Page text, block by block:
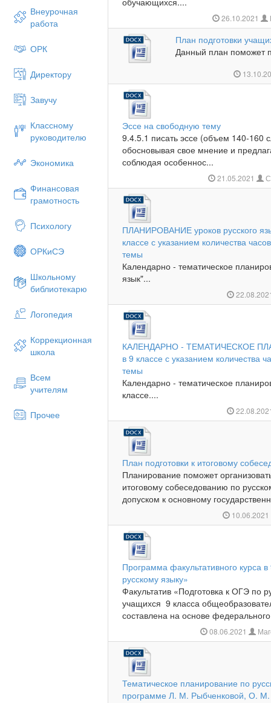
Внеурочная
работа
ОРК
Директору
Завучу
Классному
руководителю
Экономика
Финансовая
грамотность
Психологу
ОРКиСЭ
Школьному
библиотекарю
Логопедия
Коррекционная
школа
Всем
учителям
Прочее
26.10.2021
План подготовки
Данный план поможет
Эссе на свободную тему
9.4.5.1 писать эссе (объем 140-160
обосновывая свое мнение и
соблюдая особеннос...
21.05.2021
ПЛАНИРОВАНИЕ уроков русского
классе с указанием количества
темы
Календарно - тематическое
язык"...
КАЛЕНДАРНО - ТЕМАТИЧЕСКОЕ
в 9 классе с указанием количества
темы
Календарно - тематическое
классе....
План подготовки к итоговому
Планирование поможет
итоговому собеседованию по
допуском к основному
10.06.2021
Программа факультативного курса
русскому языку»
Факультатив «Подготовка к ОГЭ по
учащихся 9 класса
составлена на основе
08.06.2021
Тематическое планирование по
программе Л. М. Рыбченковой, О. М.